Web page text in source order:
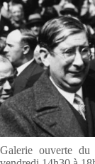
Galerie ouverte